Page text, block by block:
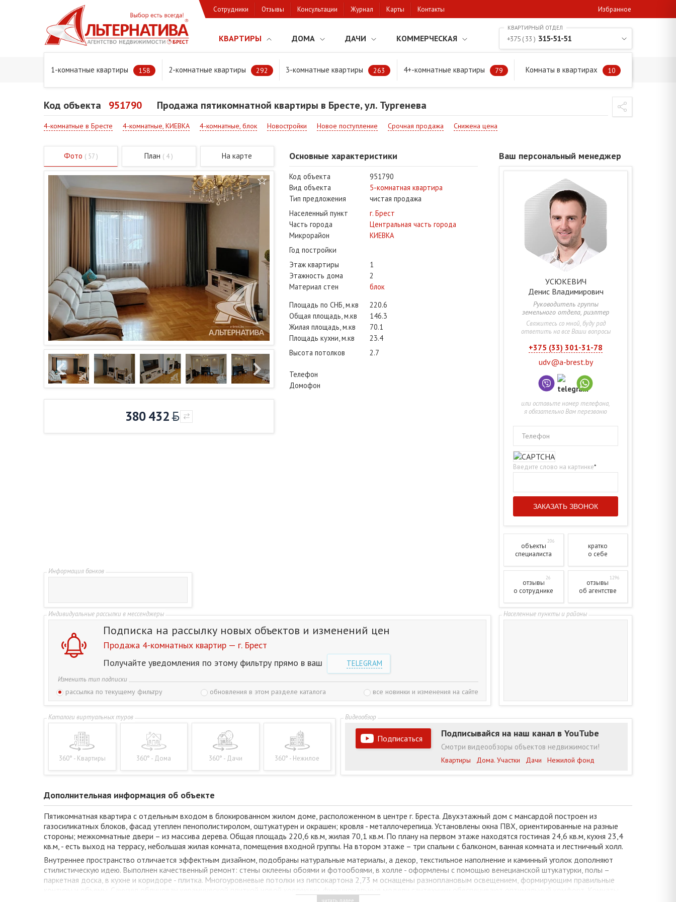
Сотрудники Отзывы Консультации Журнал Карты Контакты Избранное
КВАРТИРЫ ДОМА ДАЧИ КОММЕРЧЕСКАЯ
1-комнатные квартиры 158 2-комнатные квартиры 292 3-комнатные квартиры 263 4+-комнатные квартиры 79 Комнаты в квартирах 10
+375 ( 33 ) 315-51-51
Главная Предложения Квартиры Продажа пятикомнатной квартиры в Бресте, ул. Тургенева
Код объекта 951790 Продажа пятикомнатной квартиры в Бресте, ул. Тургенева
4-комнатные в Бресте 4-комнатные, КИЕВКА 4-комнатные, блок Новостройки Новое поступление Срочная продажа Снижена цена
Фото ( 57 ) План ( 4 ) На карте
380 432
Основные характеристики
Код объекта
951790
Вид объекта
5-комнатная квартира
Тип предложения
чистая продажа
Населенный пункт
г. Брест
Часть города
Центральная часть города
Микрорайон
КИЕВКА
Год постройки
Этаж квартиры
1
Этажность дома
2
Материал стен
блок
Площадь по СНБ, м.кв
220.6
Общая площадь, м.кв
146.3
Жилая площадь, м.кв
70.1
Площадь кухни, м.кв
23.4
Высота потолков
2.7
Телефон
Домофон
Ваш персональный менеджер
УСЮКЕВИЧ
Денис Владимирович
Руководитель группы
земельного отдела, риэлтер
Свяжитесь со мной, буду рад
ответить на все Ваши вопросы
+375 (33) 301-31-78
udv@a-brest.by
или оставьте номер телефона,
я обязательно Вам перезвоню
Телефон
Введите слово на картинке*
объекты
206
специалиста
кратко
о себе
отзывы
26
о сотруднике
отзывы
1296
об агентстве
Подписка на рассылку новых объектов и изменений цен
Продажа 4-комнатных квартир — г. Брест
Получайте уведомления по этому фильтру прямо в ваш
TELEGRAM
Изменить тип подписки
рассылка по текущему фильтру обновления в этом разделе каталога все новинки и изменения на сайте
360° - Квартиры 360° - Дома 360° - Дачи 360° - Нежилое
Подписаться Подписывайся на наш канал в YouTube
Смотри видеообзоры объектов недвижимости!
Квартиры Дома. Участки Дачи Нежилой фонд
Дополнительная информация об объекте
Пятикомнатная квартира с отдельным входом в блокированном жилом доме, расположенном в центре г. Бреста. Двухэтажный дом с мансардой построен из
газосиликатных блоков, фасад утеплен пенополистиролом, оштукатурен и окрашен; кровля - металлочерепица. Установлены окна ПВХ, ориентированные на разные
стороны; межкомнатные двери – из массива дерева. Общая площадь 220,6 кв.м, жилая 70,1 кв.м. По плану на первом этаже находятся гостиная 24,6 кв.м, кухня 23,4
кв.м, - есть выход на террасу, небольшая жилая комната, помещения входной группы. На втором этаже – три спальни с балконом, ванная комната и лестничный холл.
Внутреннее пространство отличается эффектным дизайном, подобраны натуральные материалы, а декор, текстильное наполнение и каминный уголок дополняют
стилистическую идею. Выполнен качественный ремонт: стены оклеены обоями и фотообоями, в холле - оформлены с помощью венецианской штукатурки, полы –
паркетная доска, в кухне и коридоре - плитка. Многоуровневые потолки из гипсокартона 2,73 м оснащены разноплановым освещением, формирующим правильные